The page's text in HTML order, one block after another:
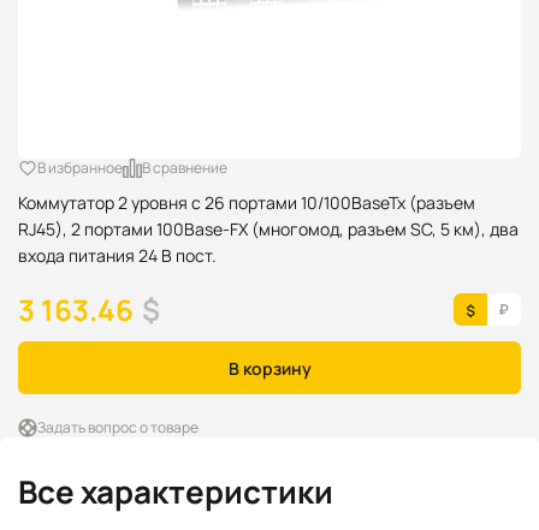
Коммутатор 2 уровня с 26 портами 10/100BaseTx (разъем
RJ45), 2 портами 100Base-FX (многомод, разъем SC, 5 км), два
входа питания 24 В пост.
В избранное В сравнение
3 163.46 $
В корзину
Задать вопрос о товаре
Все характеристики